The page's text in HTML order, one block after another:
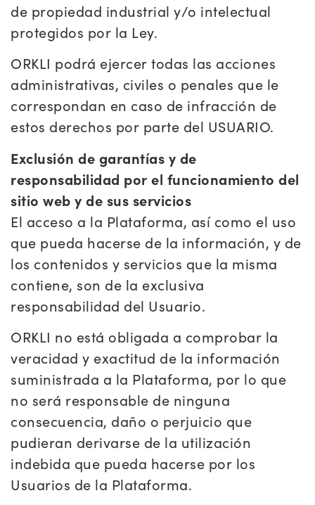
de propiedad industrial y/o intelectual
protegidos por la Ley.
ORKLI podrá ejercer todas las acciones
administrativas, civiles o penales que le
correspondan en caso de infracción de
estos derechos por parte del USUARIO.
Exclusión de garantías y de
responsabilidad por el funcionamiento del
sitio web y de sus servicios
El acceso a la Plataforma, así como el uso
que pueda hacerse de la información, y de
los contenidos y servicios que la misma
contiene, son de la exclusiva
responsabilidad del Usuario.
ORKLI no está obligada a comprobar la
veracidad y exactitud de la información
suministrada a la Plataforma, por lo que
no será responsable de ninguna
consecuencia, daño o perjuicio que
pudieran derivarse de la utilización
indebida que pueda hacerse por los
Usuarios de la Plataforma.